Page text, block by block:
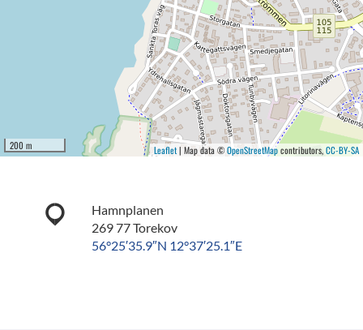
200 m Leaflet| Map data ©OpenStreetMapcontributors,CC-BY-SA
Hamnplanen
269 77 Torekov
56°25′35.9″N 12°37′25.1″E